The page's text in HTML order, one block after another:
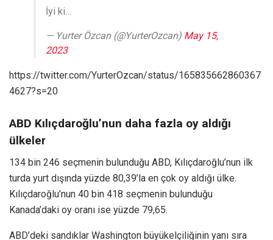
İyi ki…
— Yurter Özcan (@YurterOzcan) May 15,
2023
https://twitter.com/YurterOzcan/status/165835662860367
4627?s=20
ABD Kılıçdaroğlu’nun daha fazla oy aldığı
ülkeler
134 bin 246 seçmenin bulunduğu ABD, Kılıçdaroğlu’nun ilk
turda yurt dışında yüzde 80,39’la en çok oy aldığı ülke.
Kılıçdaroğlu’nun 40 bin 418 seçmenin bulunduğu
Kanada’daki oy oranı ise yüzde 79,65.
ABD’deki sandıklar Washington büyükelçiliğinin yanı sıra